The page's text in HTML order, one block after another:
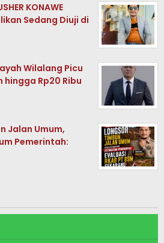
KONAWE
Sedang Diuji di
Wilalang Picu
hingga Rp20 Ribu
Jalan Umum,
Pemerintah: